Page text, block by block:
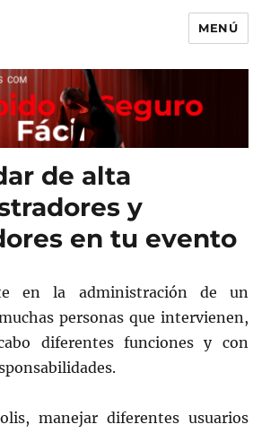
MENÚ
de alta
y
en tu evento
en la administración de un
personas que intervienen,
diferentes funciones y con
manejar diferentes usuarios